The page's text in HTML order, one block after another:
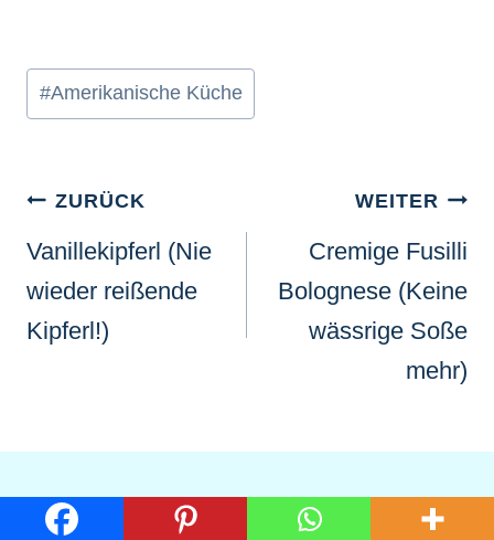
Schlagworte:
#Amerikanische Küche
Beitragsnavigation
ZURÜCK
Vanillekipferl (Nie
wieder reißende
Kipferl!)
WEITER
Cremige Fusilli
Bolognese (Keine
wässrige Soße
mehr)